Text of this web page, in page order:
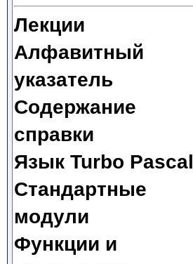
Лекции
Алфавитный
указатель
Содержание
справки
Язык Turbo Pascal
Стандартные
модули
Функции и